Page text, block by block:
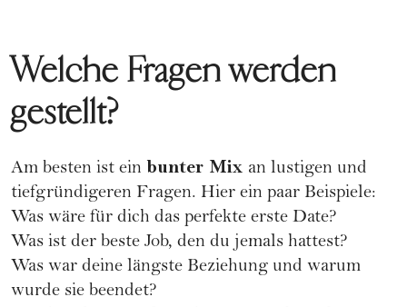
Welche Fragen werden
gestellt?
Am besten ist ein bunter Mix an lustigen und
tiefgründigeren Fragen. Hier ein paar Beispiele:
Was wäre für dich das perfekte erste Date?
Was ist der beste Job, den du jemals hattest?
Was war deine längste Beziehung und warum
wurde sie beendet?